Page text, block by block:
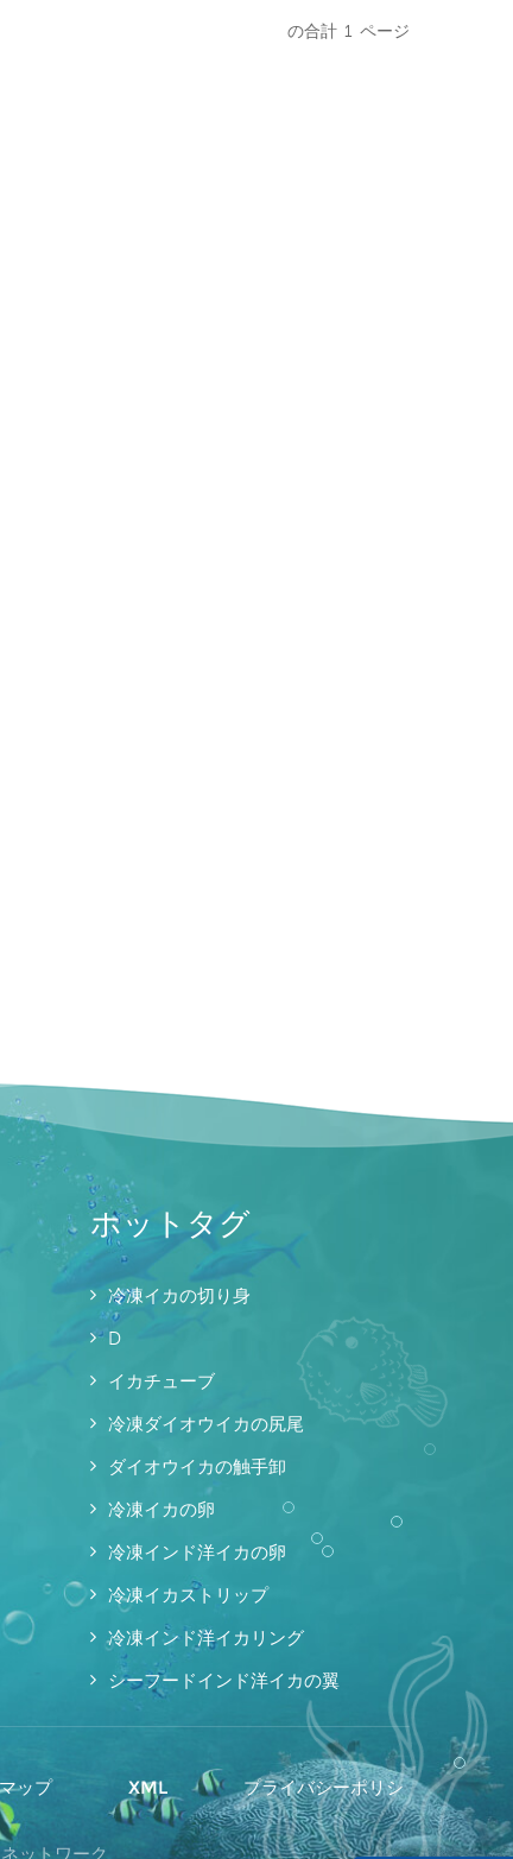
の合計 1 ページ
ホットタグ
冷凍イカの切り身
D
イカチューブ
冷凍ダイオウイカの尻尾
ダイオウイカの触手卸
冷凍イカの卵
冷凍インド洋イカの卵
冷凍イカストリップ
冷凍インド洋イカリング
シーフードインド洋イカの翼
ップ XML
プライバシーポリシ
ットワーク